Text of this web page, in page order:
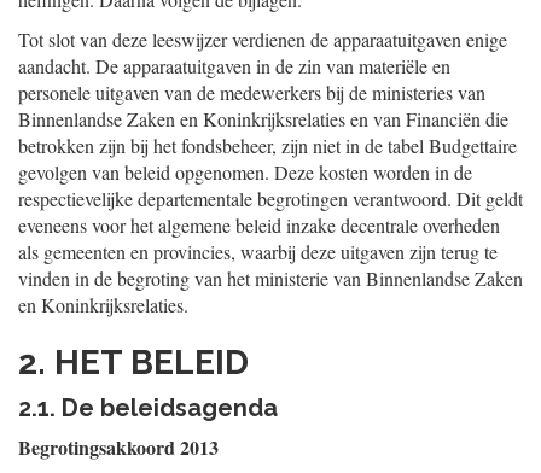
Tot slot van deze leeswijzer verdienen de apparaatuitgaven enige
aandacht. De apparaatuitgaven in de zin van materiële en
personele uitgaven van de medewerkers bij de ministeries van
Binnenlandse Zaken en Koninkrijksrelaties en van Financiën die
betrokken zijn bij het fondsbeheer, zijn niet in de tabel Budgettaire
gevolgen van beleid opgenomen. Deze kosten worden in de
respectievelijke departementale begrotingen verantwoord. Dit geldt
eveneens voor het algemene beleid inzake decentrale overheden
als gemeenten en provincies, waarbij deze uitgaven zijn terug te
vinden in de begroting van het ministerie van Binnenlandse Zaken
en Koninkrijksrelaties.
2. HET BELEID
2.1. De beleidsagenda
Begrotingsakkoord 2013